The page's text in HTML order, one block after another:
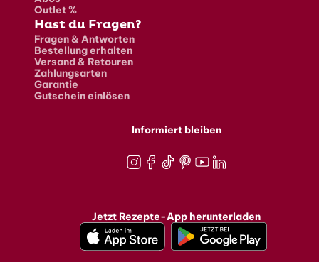
Outlet %
Hast du Fragen?
Fragen & Antworten
Bestellung erhalten
Versand & Retouren
Zahlungsarten
Garantie
Gutschein einlösen
Informiert bleiben
Jetzt Rezepte-App herunterladen